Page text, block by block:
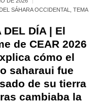
SÁHARA OCCIDENTAL
,TEMA
DEL DÍA | El
de CEAR 2026
cómo el
saharaui fue
de su tierra
cambiaba la